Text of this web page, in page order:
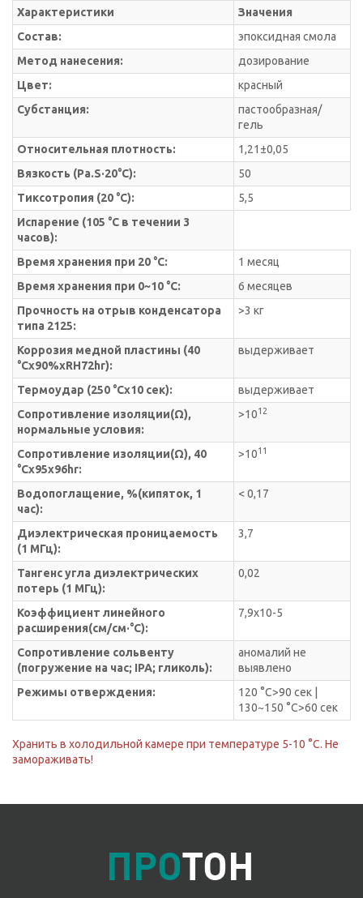
Характеристики
Значения
Состав:
эпоксидная смола
Метод нанесения:
дозирование
Цвет:
красный
Субстанция:
пастообразная/
гель
Относительная плотность:
1,21±0,05
Вязкость (Pa.S·20°C):
50
Тиксотропия (20 °C):
5,5
Испарение (105 °C в течении 3
часов):
Время хранения при 20 °C:
1 месяц
Время хранения при 0~10 °C:
6 месяцев
Прочность на отрыв конденсатора
типа 2125:
>3 кг
Коррозия медной пластины (40
°Сх90%xRH72hr):
выдерживает
Термоудар (250 °Сх10 сек):
выдерживает
Сопротивление изоляции(Ω),
нормальные условия:
>1012
Сопротивление изоляции(Ω), 40
°Сх95х96hr:
>1011
Водопоглащение, %(кипяток, 1
час):
< 0,17
Диэлектрическая проницаемость
(1 МГц):
3,7
Тангенс угла диэлектрических
потерь (1 МГц):
0,02
Коэффициент линейного
расширения(см/см·°С):
7,9x10-5
Сопротивление сольвенту
(погружение на час; IPA; гликоль):
аномалий не
выявлено
Режимы отверждения:
120 °С>90 сек |
130~150 °C>60 сек
Хранить в холодильной камере при температуре 5-10 °C. Не
замораживать!